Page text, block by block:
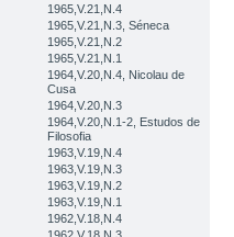
1965,V.21,N.4
1965,V.21,N.3, Séneca
1965,V.21,N.2
1965,V.21,N.1
1964,V.20,N.4, Nicolau de
Cusa
1964,V.20,N.3
1964,V.20,N.1-2, Estudos de
Filosofia
1963,V.19,N.4
1963,V.19,N.3
1963,V.19,N.2
1963,V.19,N.1
1962,V.18,N.4